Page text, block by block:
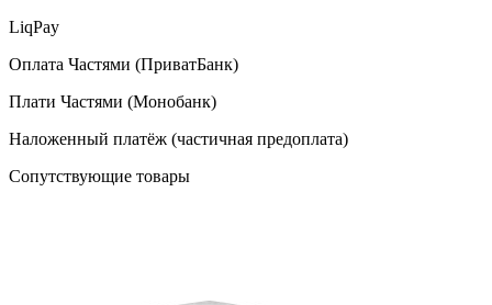
LiqPay
Оплата Частями (ПриватБанк)
Плати Частями (Монобанк)
Наложенный платёж (частичная предоплата)
Сопутствующие товары